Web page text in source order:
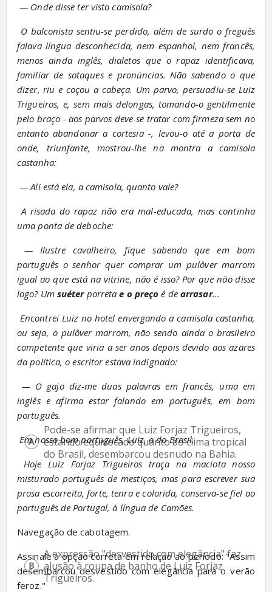
— Onde disse ter visto camisola?
O balconista sentiu-se perdido, além de surdo o freguês
falava língua desconhecida, nem espanhol, nem francês,
menos ainda inglês, dialetos que o rapaz identificava,
familiar de sotaques e pronúncias. Não sabendo o que
dizer, riu e coçou a cabeça. Um parvo, persuadiu-se Luiz
Trigueiros, e, sem mais delongas, tomando-o gentilmente
pelo braço - aos parvos deve-se tratar com firmeza sem no
entanto abandonar a cortesia -, levou-o até a porta de
onde, triunfante, mostrou-lhe na montra a camisola
castanha:
— Ali está ela, a camisola, quanto vale?
A risada do rapaz não era mal-educada, mas continha
uma ponta de deboche:
— Ilustre cavalheiro, fique sabendo que em bom
português o senhor quer comprar um pulôver marrom
igual ao que está na vitrine, não é isso? Por que não disse
logo? Um suéter porreta e o preço é de arrasar...
Encontrei Luiz no hotel envergando a camisola castanha,
ou seja, o pulôver marrom, não sendo ainda o brasileiro
competente que viria a ser anos depois devido aos azares
da política, o escritor estava indignado:
— O gajo diz-me duas palavras em francês, uma em
inglês e afirma estar falando em português, em bom
português.
Em nosso bom português, Luiz, o do Brasil.
Hoje Luiz Forjaz Trigueiros traça na maciota nosso
misturado português de mestiços, mas para escrever sua
prosa escorreita, forte, tenra e colorida, conserva-se fiel ao
português de Portugal, à língua de Camões.
Navegação de cabotagem.
Assinale a opção correta em relação ao período: "Assim
desembarcou desvestido com elegância para o verão
feroz."
Pode-se afirmar que Luiz Forjaz Trigueiros,
estando equivocado quanto ao clima tropical
do Brasil, desembarcou desnudo na Bahia.
A expressão "desvestido com elegância" faz
alusão à roupa de banho de Luiz Forjaz
Trigueiros.